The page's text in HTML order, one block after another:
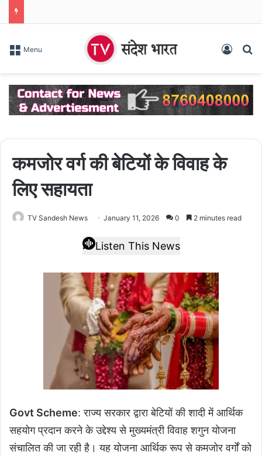
Menu Log In
कमजोर वर्ग की बेटियों के विवाह के
लिए सहायता
TV Sandesh News January 11, 2026 0 2 minutes read
Listen This News
Govt Scheme: राज्य सरकार द्वारा बेटियों की शादी में आर्थिक
सहयोग प्रदान करने के उद्देश्य से मुख्यमंत्री विवाह शगुन योजना
संचालित की जा रही है। यह योजना आर्थिक रूप से कमजोर वर्गों को